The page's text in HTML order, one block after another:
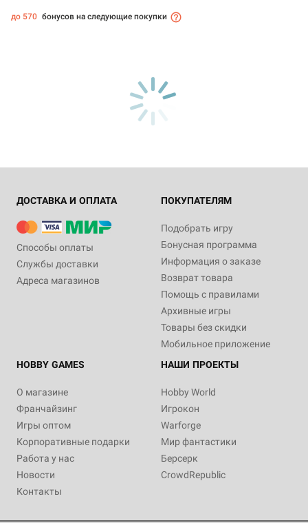
до 570 бонусов на следующие покупки
ДОСТАВКА И ОПЛАТА
Способы оплаты
Службы доставки
Адреса магазинов
ПОКУПАТЕЛЯМ
Подобрать игру
Бонусная программа
Информация о заказе
Возврат товара
Помощь с правилами
Архивные игры
Товары без скидки
Мобильное приложение
HOBBY GAMES
О магазине
Франчайзинг
Игры оптом
Корпоративные подарки
Работа у нас
Новости
Контакты
НАШИ ПРОЕКТЫ
Hobby World
Игрокон
Warforge
Мир фантастики
Берсерк
CrowdRepublic